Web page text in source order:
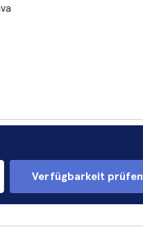
Verfügbarkeit prüfen